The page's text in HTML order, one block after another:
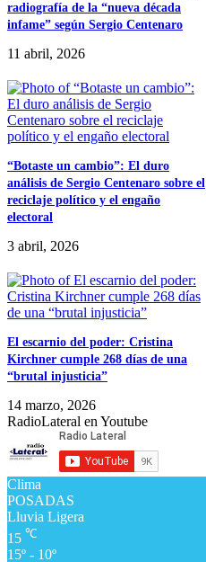
radiografía de la “nueva década
infame” según Sergio Centenaro
11 abril, 2026
“Botaste un cambio”: El duro
análisis de Sergio Centenaro sobre el
reciclaje político y el engaño
electoral
3 abril, 2026
El escarnio del poder: Cristina
Kirchner cumple 268 días de una
“brutal injusticia”
14 marzo, 2026
RadioLateral en Youtube
Clima
POSADAS
Lluvia Ligera
15 ℃
15º - 10º